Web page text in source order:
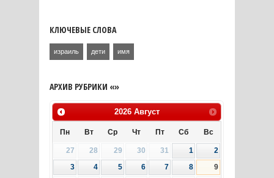
КЛЮЧЕВЫЕ СЛОВА
израиль дети имя
АРХИВ РУБРИКИ «»
2026 Август
Пн Вт Ср Чт Пт Сб Вс
27 28 29 30 31 1
2
3
4 5 6 7 8
9